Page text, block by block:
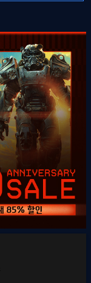
] 예약판매 안내
템 이용 제한 안내